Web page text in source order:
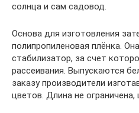
солнца и сам садовод.
Основа для изготовления
полипропиленовая плёнка.
стабилизатор, за счет
рассеивания. Выпускаются
заказу производители
цветов. Длина не